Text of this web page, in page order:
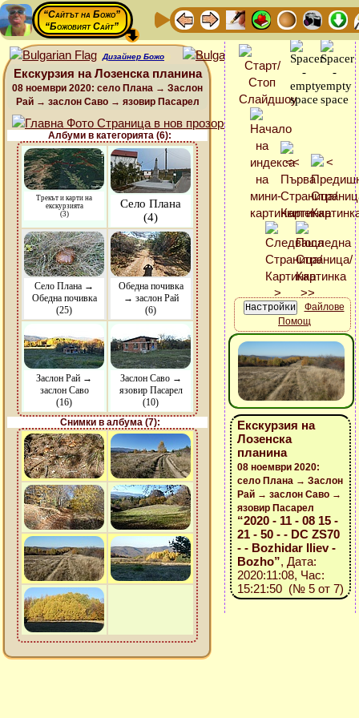
“Сайтът на Божо”
“Божовият Сайт”
Дизайнер Божо
Екскурзия на Лозенска планина
08 ноември 2020: село Плана → Заслон
Рай → заслон Саво → язовир Пасарел
Албуми в категорията (6):
Трекът и карти на
екскурзията
(3)
Село Плана
(4)
Село Плана →
Обедна почивка
(25)
Обедна почивка
→ заслон Рай
(6)
Заслон Рай →
заслон Саво
(16)
Заслон Саво →
язовир Пасарел
(10)
Снимки в албума (7):
Файлове
Помощ
Екскурзия на
Лозенска
планина
08 ноември 2020:
село Плана → Заслон
Рай → заслон Саво →
язовир Пасарел
“2020 - 11 - 08 15 -
21 - 50 - - DC ZS70
- - Bozhidar Iliev -
Bozho”, Дата:
2020:11:08, Час:
15:21:50 (№ 5 от 7)